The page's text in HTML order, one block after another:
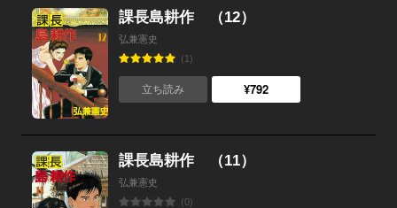
課長島耕作 （12）
弘兼憲史
(1)
立ち読み ¥792
課長島耕作 （11）
弘兼憲史
(0)